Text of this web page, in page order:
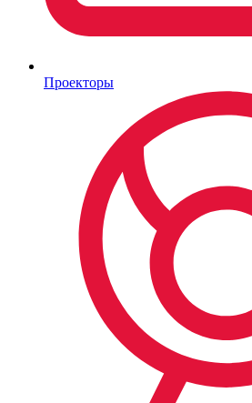
Проекторы